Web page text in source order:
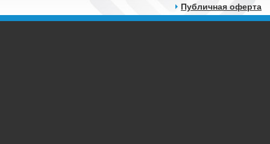
Публичная оферта